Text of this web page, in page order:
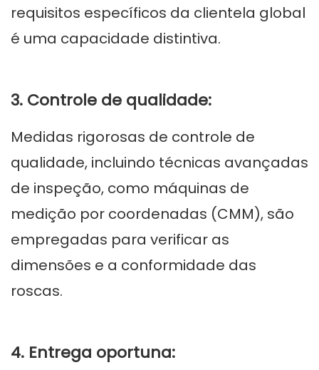
requisitos específicos da clientela global
é uma capacidade distintiva.
3. Controle de qualidade:
Medidas rigorosas de controle de
qualidade, incluindo técnicas avançadas
de inspeção, como máquinas de
medição por coordenadas (CMM), são
empregadas para verificar as
dimensões e a conformidade das
roscas.
4. Entrega oportuna: